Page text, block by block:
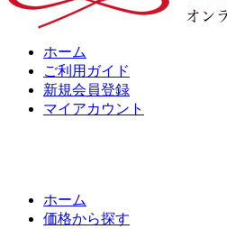
ホーム
ご利用ガイド
新規会員登録
マイアカウント
ホーム
価格から探す